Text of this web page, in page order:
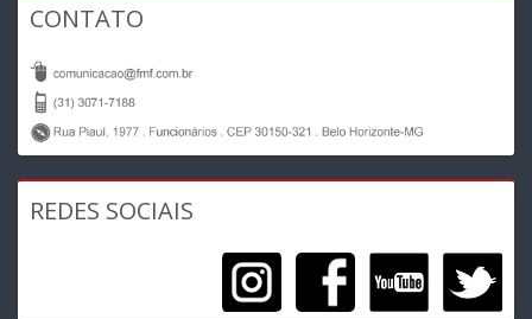
CONTATO
REDES SOCIAIS